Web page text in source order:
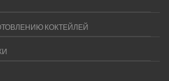
КОКТЕЙЛЕЙ